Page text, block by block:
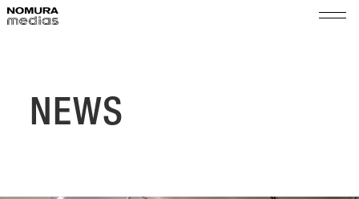
ノムラメディアスとは
NEWS